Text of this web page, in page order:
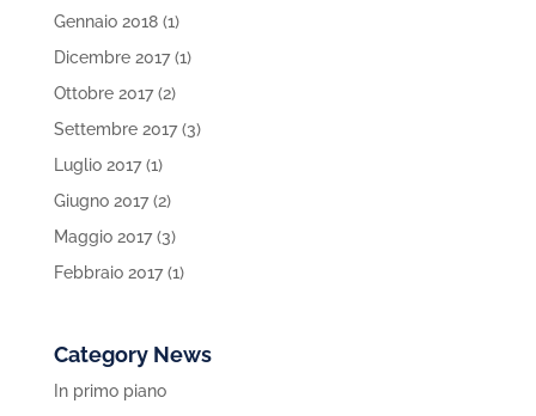
Gennaio 2018(1)
Dicembre 2017(1)
Ottobre 2017(2)
Settembre 2017(3)
Luglio 2017(1)
Giugno 2017(2)
Maggio 2017(3)
Febbraio 2017(1)
Category News
In primo piano